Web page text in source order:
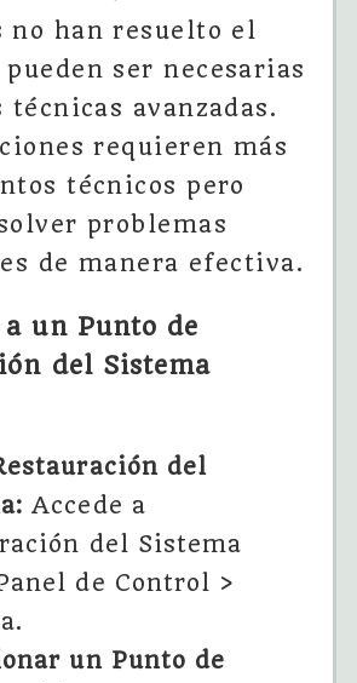
no han resuelto el
ser necesarias
técnicas avanzadas.
requieren más
técnicos pero
problemas
de manera efectiva.
un Punto de
del Sistema
del
Accede a
del Sistema
de Control >
un Punto de